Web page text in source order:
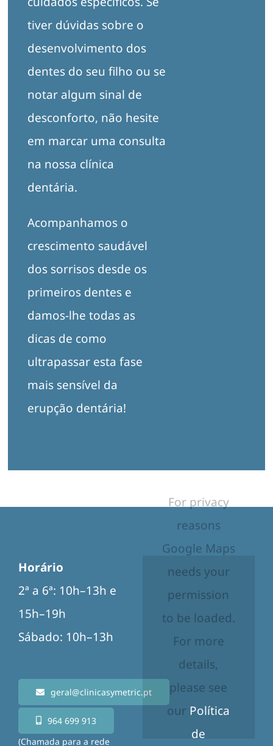
tiver dúvidas sobre o
desenvolvimento dos
dentes do seu filho ou se
notar algum sinal de
desconforto, não hesite
em marcar uma consulta
na nossa clínica
dentária.
Acompanhamos o
crescimento saudável
dos sorrisos desde os
primeiros dentes e
damos-lhe todas as
dicas de como
ultrapassar esta fase
mais sensível da
erupção dentária!
Horário
2ª a 6ª: 10h–13h e
15h–19h
Sábado: 10h–13h
geral@clinicasymetric.pt
964 699 913
(Chamada para a rede
For privacy
reasons
Google Maps
needs your
permission
to be loaded.
For more
details,
please see
our Política
de